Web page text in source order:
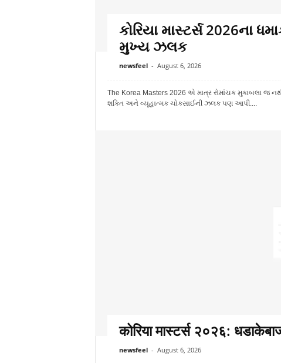
કોરિયા માસ્ટર્સ 2026ના
મુખ્ય ઝલક
newsfeel - August 6, 2026
The Korea Masters 2026 એ માત્ર રોમાંચક મુકાબલા જ
શક્તિ અને વ્યૂહાત્મક ચોકસાઈની ઝલક પણ આપી....
कोरिया मास्टर्स २०२६:
newsfeel - August 6, 2026